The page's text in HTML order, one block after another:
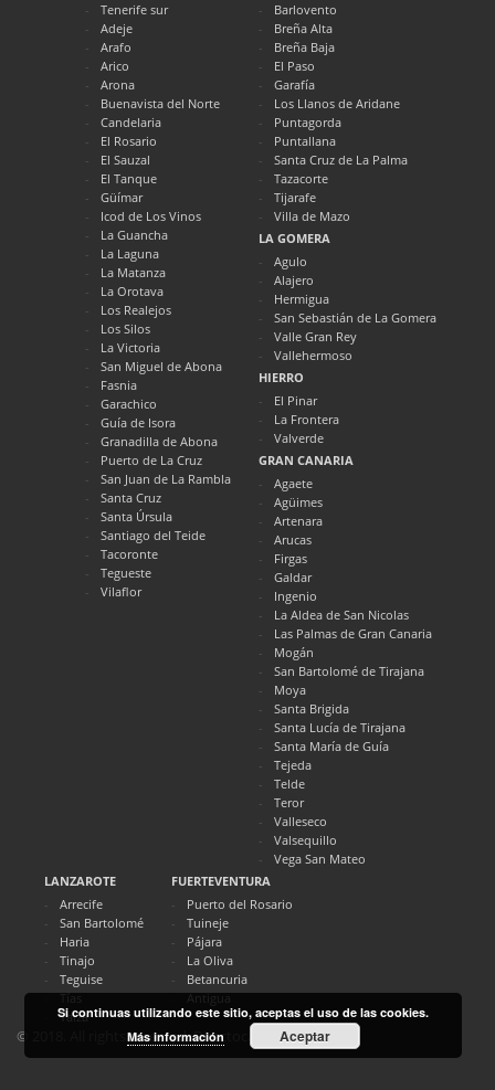
Tenerife sur
Adeje
Arafo
Arico
Arona
Buenavista del Norte
Candelaria
El Rosario
El Sauzal
El Tanque
Güímar
Icod de Los Vinos
La Guancha
La Laguna
La Matanza
La Orotava
Los Realejos
Los Silos
La Victoria
San Miguel de Abona
Fasnia
Garachico
Guía de Isora
Granadilla de Abona
Puerto de La Cruz
San Juan de La Rambla
Santa Cruz
Santa Úrsula
Santiago del Teide
Tacoronte
Tegueste
Vilaflor
Barlovento
Breña Alta
Breña Baja
El Paso
Garafía
Los Llanos de Aridane
Puntagorda
Puntallana
Santa Cruz de La Palma
Tazacorte
Tijarafe
Villa de Mazo
LA GOMERA
Agulo
Alajero
Hermigua
San Sebastián de La Gomera
Valle Gran Rey
Vallehermoso
HIERRO
El Pinar
La Frontera
Valverde
GRAN CANARIA
Agaete
Agüimes
Artenara
Arucas
Firgas
Galdar
Ingenio
La Aldea de San Nicolas
Las Palmas de Gran Canaria
Mogán
San Bartolomé de Tirajana
Moya
Santa Brigida
Santa Lucía de Tirajana
Santa María de Guía
Tejeda
Telde
Teror
Valleseco
Valsequillo
Vega San Mateo
LANZAROTE
Arrecife
San Bartolomé
Haria
Tinajo
Teguise
Tías
Yaiza
FUERTEVENTURA
Puerto del Rosario
Tuineje
Pájara
La Oliva
Betancuria
Antigua
© 2018. All rights reserved. Directocanarias.com
Si continuas utilizando este sitio, aceptas el uso de las cookies.
Más información
Aceptar